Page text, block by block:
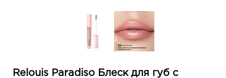
Relouis Paradiso Блеск для губ с